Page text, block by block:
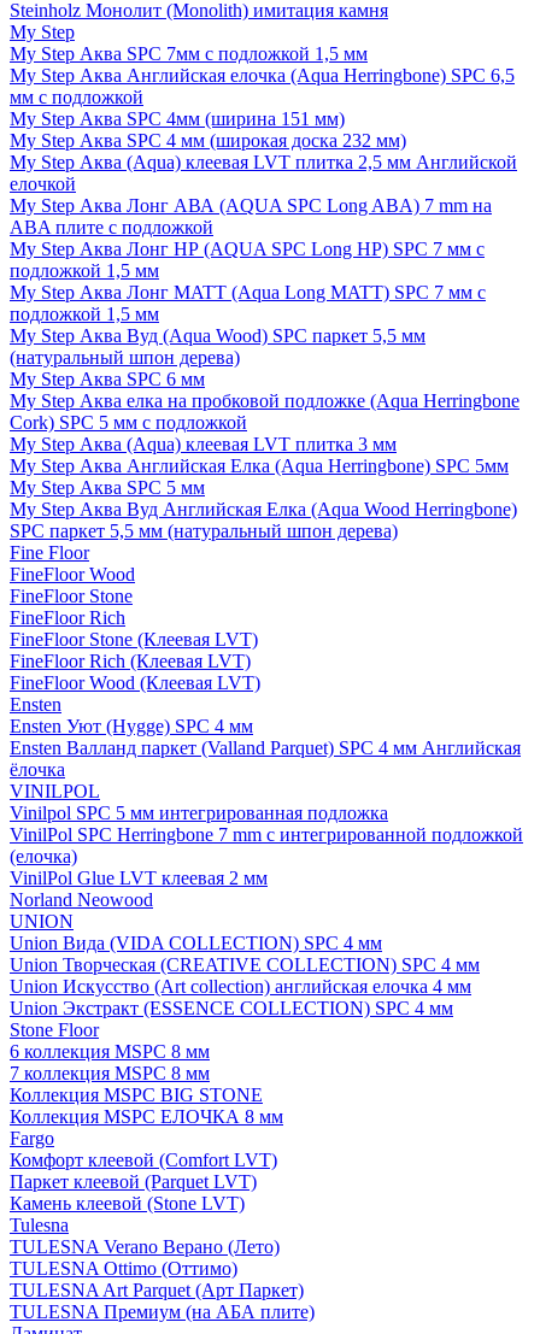
Steinholz Монолит (Monolith) имитация камня
My Step
My Step Аква SPC 7мм c подложкой 1,5 мм
My Step Аква Английская елочка (Aqua Herringbone) SPC 6,5
мм с подложкой
My Step Аква SPC 4мм (ширина 151 мм)
My Step Аква SPC 4 мм (широкая доска 232 мм)
My Step Аква (Aqua) клеевая LVT плитка 2,5 мм Английской
елочкой
My Step Аква Лонг АВА (AQUA SPC Long ABA) 7 mm на
ABA плите с подложкой
My Step Аква Лонг НР (AQUA SPC Long HP) SPC 7 мм с
подложкой 1,5 мм
My Step Аква Лонг MATT (Aqua Long MATT) SPC 7 мм с
подложкой 1,5 мм
My Step Аква Вуд (Aqua Wood) SPC паркет 5,5 мм
(натуральный шпон дерева)
My Step Аква SPC 6 мм
My Step Аква елка на пробковой подложке (Aqua Herringbone
Cork) SPC 5 мм с подложкой
My Step Аква (Aqua) клеевая LVT плитка 3 мм
My Step Аква Английская Елка (Aqua Herringbone) SPC 5мм
My Step Аква SPC 5 мм
My Step Аква Вуд Английская Елка (Aqua Wood Herringbone)
SPC паркет 5,5 мм (натуральный шпон дерева)
Fine Floor
FineFloor Wood
FineFloor Stone
FineFloor Rich
FineFloor Stone (Клеевая LVT)
FineFloor Rich (Клеевая LVT)
FineFloor Wood (Клеевая LVT)
Ensten
Ensten Уют (Hygge) SPC 4 мм
Ensten Валланд паркет (Valland Parquet) SPC 4 мм Английская
ёлочка
VINILPOL
Vinilpol SPC 5 мм интегрированная подложка
VinilPol SPC Herringbone 7 mm с интегрированной подложкой
(елочка)
VinilPol Glue LVT клеевая 2 мм
Norland Neowood
UNION
Union Вида (VIDA COLLECTION) SPC 4 мм
Union Творческая (CREATIVE COLLECTION) SPC 4 мм
Union Искусство (Art collection) английская елочка 4 мм
Union Экстракт (ESSENCE COLLECTION) SPC 4 мм
Stone Floor
6 коллекция MSPC 8 мм
7 коллекция MSPC 8 мм
Коллекция MSPC BIG STONE
Коллекция MSPC ЕЛОЧКА 8 мм
Fargo
Комфорт клеевой (Comfort LVT)
Паркет клеевой (Parquet LVT)
Камень клеевой (Stone LVT)
Tulesna
TULESNA Verano Верано (Лето)
TULESNA Ottimo (Оттимо)
TULESNA Art Parquet (Арт Паркет)
TULESNA Премиум (на АБА плите)